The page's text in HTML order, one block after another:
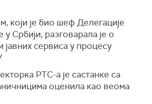
који је био шеф Делегације
у Србији, разговарала је о
јавних сервиса у процесу
РТС-а је састанке са
оценила као веома